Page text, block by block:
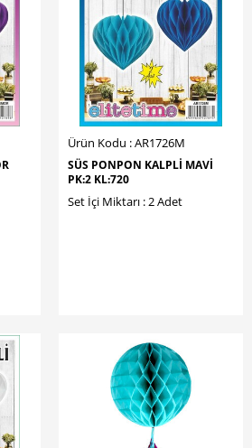
Ürün Kodu : AR1726M
SÜS PONPON KALPLİ MAVİ
PK:2 KL:720
Set İçi Miktarı : 2 Adet